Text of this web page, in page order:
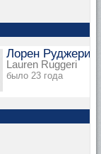
Лорен Руджери
Lauren Ruggeri
было 23 года